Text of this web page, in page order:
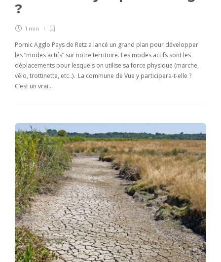
?
1 min
Pornic Agglo Pays de Retz a lancé un grand plan pour développer
les “modes actifs” sur notre territoire. Les modes actifs sont les
déplacements pour lesquels on utilise sa force physique (marche,
vélo, trottinette, etc..). La commune de Vue y participera-t-elle ?
C’est un vrai…